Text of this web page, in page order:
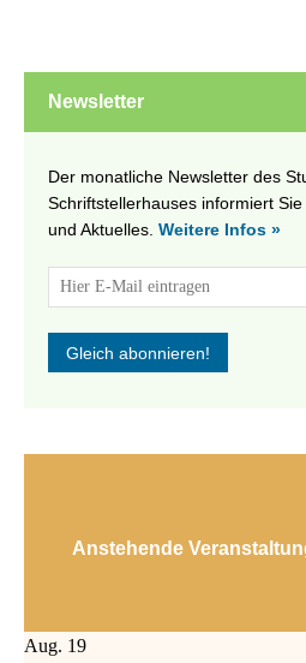
Newsletter
Der monatliche Newsletter des
Schriftstellerhauses informiert
und Aktuelles. Weitere Infos »
Anstehende
Aug. 19